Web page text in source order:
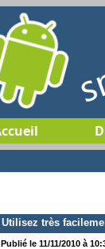
Utilisez très
Publié le 11/11/2010 à